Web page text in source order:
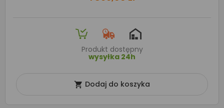
Produkt dostępny
wysyłka 24h
 Dodaj do koszyka